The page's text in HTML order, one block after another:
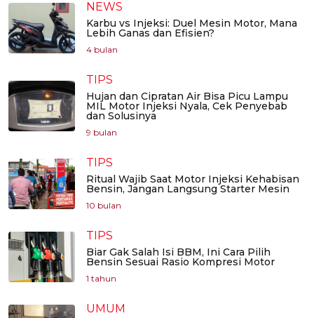
NEWS
Karbu vs Injeksi: Duel Mesin Motor, Mana
Lebih Ganas dan Efisien?
4 bulan
TIPS
Hujan dan Cipratan Air Bisa Picu Lampu
MIL Motor Injeksi Nyala, Cek Penyebab
dan Solusinya
9 bulan
TIPS
Ritual Wajib Saat Motor Injeksi Kehabisan
Bensin, Jangan Langsung Starter Mesin
10 bulan
TIPS
Biar Gak Salah Isi BBM, Ini Cara Pilih
Bensin Sesuai Rasio Kompresi Motor
1 tahun
UMUM